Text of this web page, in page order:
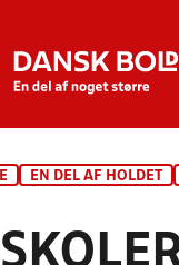
EN DEL AF HOLDET